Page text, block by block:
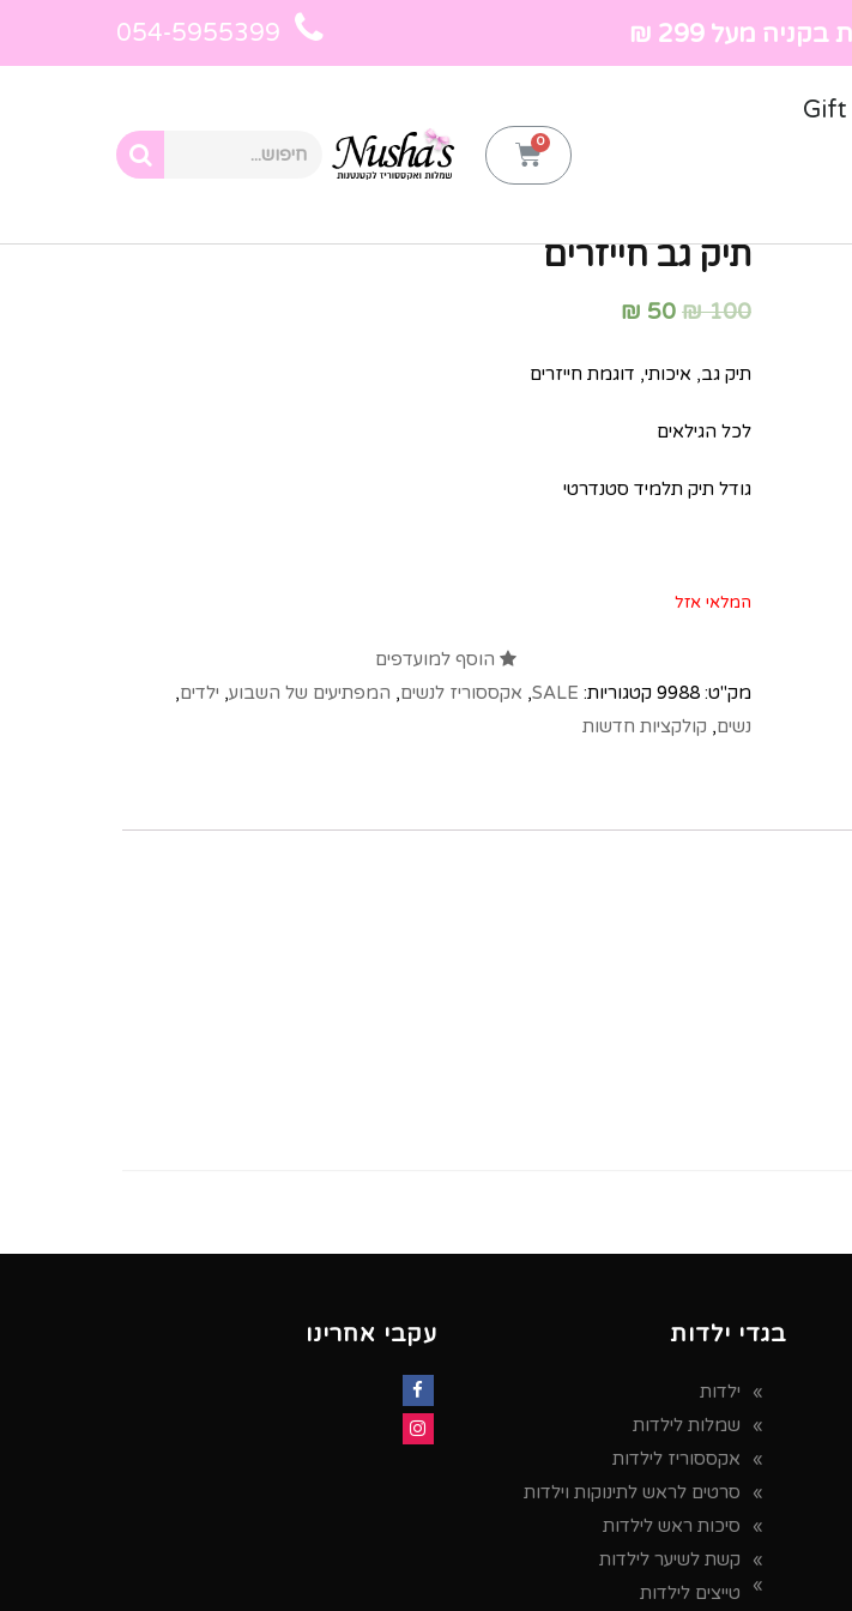
מעל 299 ₪ 054-5955399
Gift
תיק גב חייזרים
100
₪
50
₪
תיק גב, איכותי, דוגמת חייזרים
לכל הגילאים
גודל תיק תלמיד סטנדרטי
המלאי אזל
הוסף למועדפים
מק"ט: 9988 קטגוריות: SALE
, אקססוריז לנשים, המפתיעים של השבוע, ילדים,
נשים, קולקציות חדשות
בגדי ילדות
ילדות
שמלות לילדות
אקססוריז לילדות
סרטים לראש לתינוקות וילדות
סיכות ראש לילדות
קשת לשיער לילדות
טייצים לילדות
עקבי אחרינו
Facebook